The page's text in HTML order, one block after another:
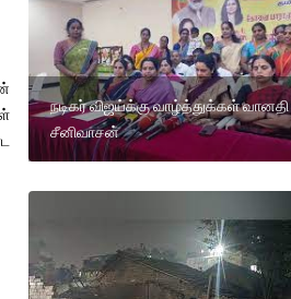
நடிகர் விஜய்க்கு வாழ்த்துக்கள் வானதி
சீனிவாசன்